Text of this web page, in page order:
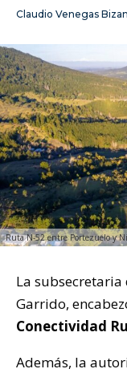
Claudio Venegas
Ruta N-52 entre Portezuelo y
La subsecretaria
Garrido,
Conectividad
Además, la